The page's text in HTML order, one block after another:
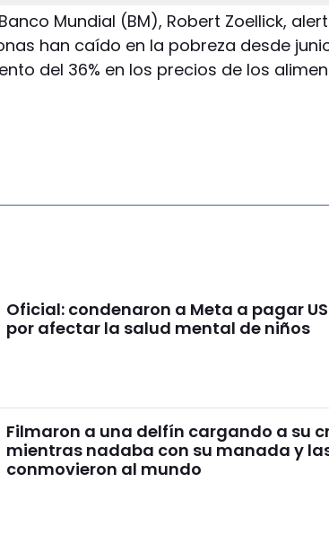
Mundial (BM), Robert Zoellick,
han caído en la pobreza desde
del 36% en los precios de los
Oficial: condenaron a Meta a pagar
por afectar la salud mental de niños
Filmaron a una delfín cargando a su
mientras nadaba con su manada y
conmovieron al mundo